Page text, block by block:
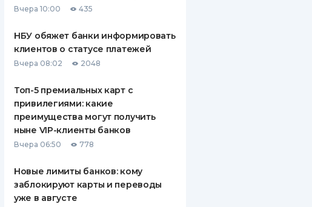
СТРАХОВАНИЮ
ВСЕ СТРАХОВЫЕ ПОЛИСЫ
ОТЗЫВЫ О СТРАХОВЫХ
КОМПАНИЯХ
Вчера 10:00 435
НБУ обяжет банки информировать
клиентов о статусе платежей
Вчера 08:02 2048
Топ-5 премиальных карт с
привилегиями: какие
преимущества могут получить
ныне VIP-клиенты банков
Вчера 06:50 778
Новые лимиты банков: кому
заблокируют карты и переводы
уже в августе